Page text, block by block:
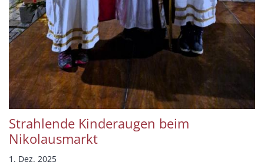
Strahlende Kinderaugen beim
Nikolausmarkt
1. Dez. 2025